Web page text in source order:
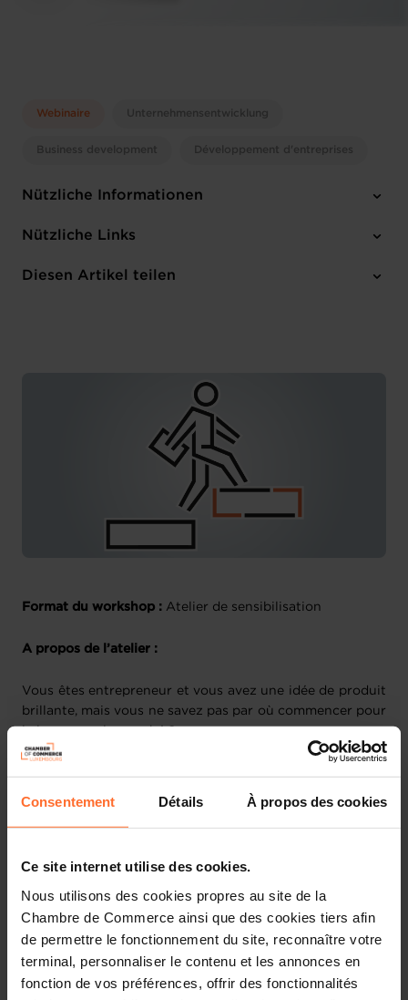
Consentement Détails À propos des cookies
Ce site internet utilise des cookies.
Nous utilisons des cookies propres au site de la
Chambre de Commerce ainsi que des cookies tiers afin
de permettre le fonctionnement du site, reconnaître votre
terminal, personnaliser le contenu et les annonces en
fonction de vos préférences, offrir des fonctionnalités
Webinaire Unternehmensentwicklung
Business development Développement d'entreprises
Nützliche Informationen
Donnerstag 28 Sep 2023
Nützliche Links
Anmelden
Diesen Artikel teilen
Format du workshop : Atelier de sensibilisation
A propos de l’atelier :
Vous êtes entrepreneur et vous avez une idée de produit
brillante, mais vous ne savez pas par où commencer pour
transformer votre vision en réalité au travers d’exemples
concrets. Nous aborderons notamment l'identification de
réussie.
Plan de la session :
Prérequis
Les différents types de situation d’un lancement